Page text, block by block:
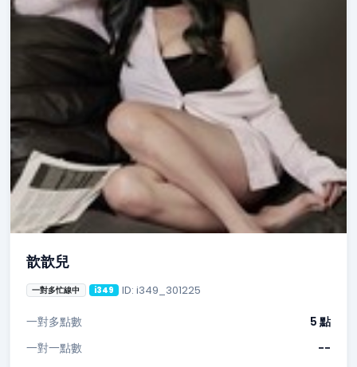
歆歆兒
一對多忙線中 i349 ID: i349_301225
一對多點數
5 點
一對一點數
--